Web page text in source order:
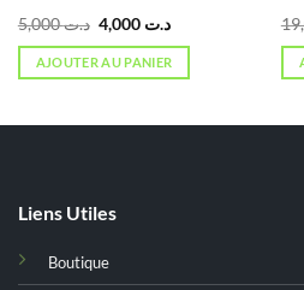
د.ت5,000
Le
prix
initial
était :
د.ت 5,000.
د.ت 4,000
Le
actuel
est :
AJOUTER AU PANIER
Liens Utiles
Boutique